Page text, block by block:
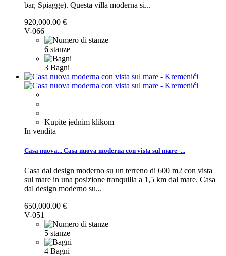
bar, Spiagge). Questa villa moderna si...
920,000.00 €
V-066
6 stanze
3 Bagni
Kupite jednim klikom
In vendita
Casa nuova... Casa nuova moderna con vista sul mare -...
Casa dal design moderno su un terreno di 600 m2 con vista
sul mare in una posizione tranquilla a 1,5 km dal mare. Casa
dal design moderno su...
650,000.00 €
V-051
5 stanze
4 Bagni